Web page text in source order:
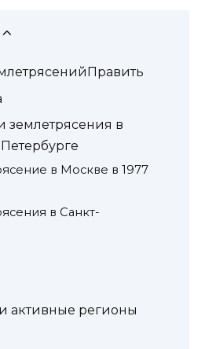
землетрясения в
в Москве в 1977
в Санкт-
активные регионы